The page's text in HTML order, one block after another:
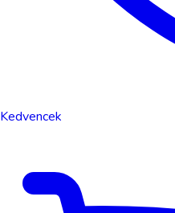
Kedvencek